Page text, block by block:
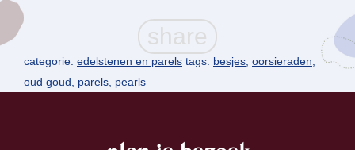
categorie: edelstenen en parels tags: besjes oorsieraden
oud goud
parels pearls